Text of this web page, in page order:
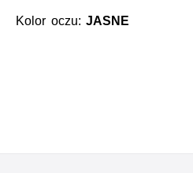
Kolor oczu:JASNE